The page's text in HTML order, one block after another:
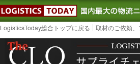
LOGISTICS
LogisticsToday総合トップに戻る 取材のご依頼